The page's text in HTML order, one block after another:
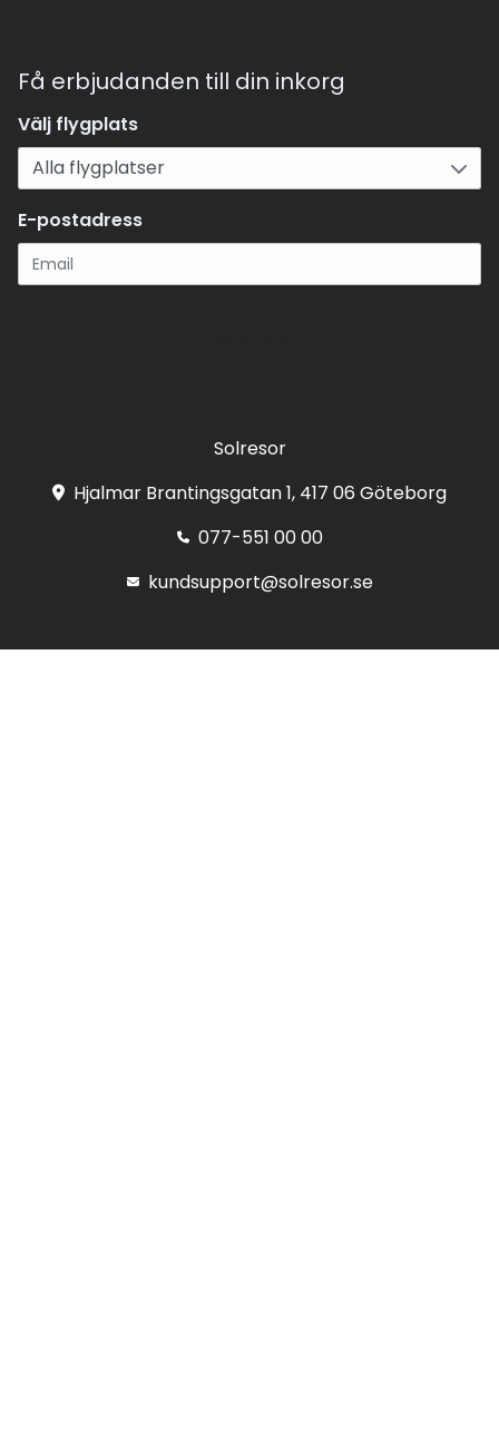
Få erbjudanden till din inkorg
Välj flygplats
E-postadress
Solresor
Hjalmar Brantingsgatan 1, 417 06 Göteborg
077-551 00 00
kundsupport@solresor.se